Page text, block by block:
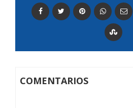
COMENTARIOS